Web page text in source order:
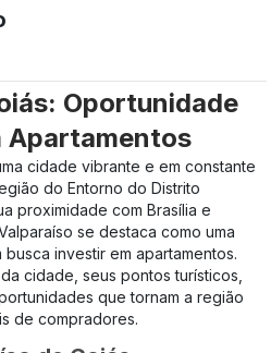
Oportunidade
Apartamentos
cidade vibrante e em constante
do Entorno do Distrito
proximidade com Brasília e
se destaca como uma
investir em apartamentos.
cidade, seus pontos turísticos,
que tornam a região
de compradores.